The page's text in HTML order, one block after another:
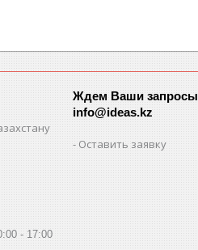
Ждем Ваши запросы
info@ideas.kz
Оставить заявку
17:00